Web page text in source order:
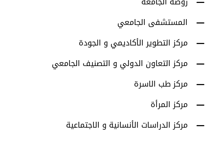
المستشفى الجامعي
مركز التطوير الأكاديمي و الجودة
مركز التعاون الدولي و التصنيف الجامعي
مركز طب الاسرة
مركز المرأة
مركز الدراسات الأنسانية و الاجتماعية